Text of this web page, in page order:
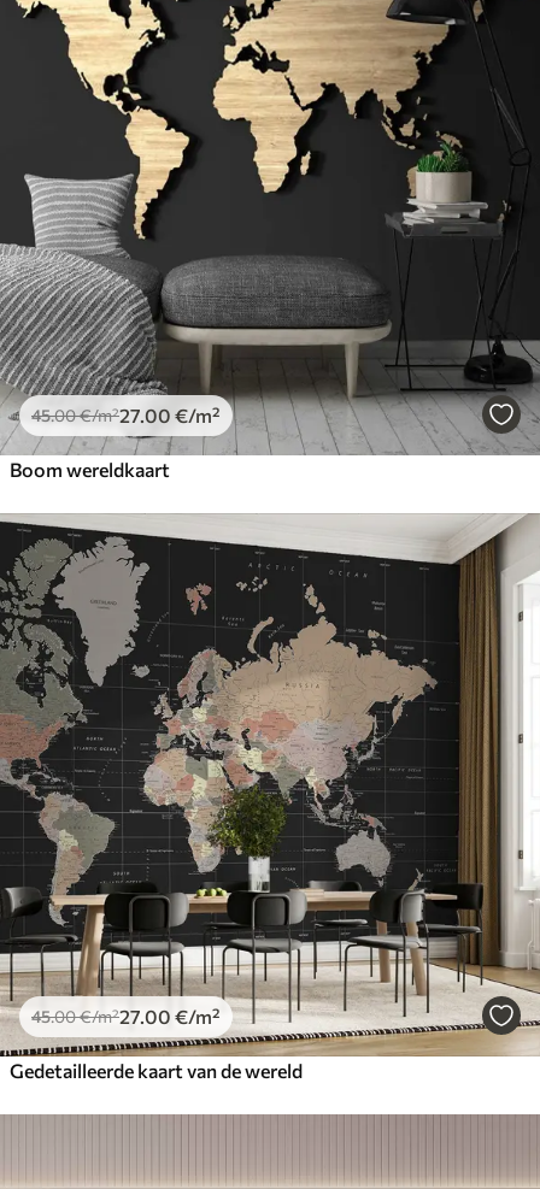
45.00€/m²27 .00 €/m²
Boom wereldkaart
45.00€/m²27 .00 €/m²
Gedetailleerde kaart van de wereld